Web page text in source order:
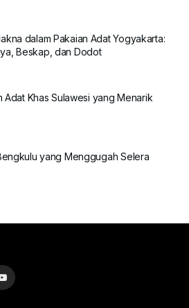
dalam Pakaian Adat Yogyakarta:
Beskap, dan Dodot
Adat Khas Sulawesi yang Menarik
yang Menggugah Selera